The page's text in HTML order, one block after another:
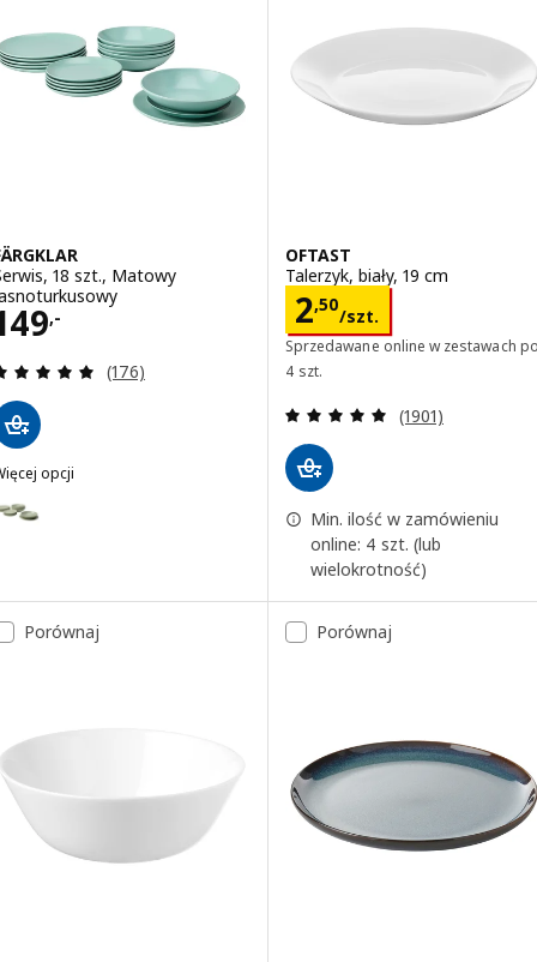
18 szt., Matowy
,- 149,-
Recenzja: 4.9 z 5 gwiazdki. Łączna liczba recenzji:
(176)
opcji
FÄRGKLAR, Serwis, 18 szt., Matowy zielony
FÄRGKLAR, Serwis, 18 szt., Matowy jasnoszary
FÄRGKLAR, Serwis, 18 szt., Matowy ciemnoszary
OFTAST
Talerzyk, biały, 19 cm
2,50
/szt.
Cena 2,50/szt.
Sprzedawane online w zestawach
4 szt.
Recenzja: 4.9
(1901)
Min. ilość w zamówieniu
online: 4 szt. (lub
wielokrotność)
Porównaj Porównaj